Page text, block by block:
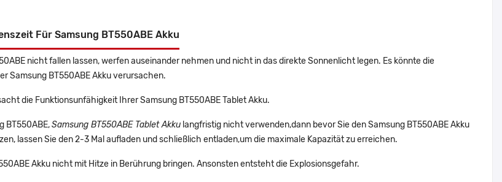
Für Samsung BT550ABE Akku
nicht fallen lassen, werfen auseinander nehmen und nicht in das direkte Sonnenlicht legen. Es könnte die
Samsung BT550ABE Akku verursachen.
die Funktionsunfähigkeit Ihrer Samsung BT550ABE Tablet Akku.
BT550ABE,Samsung BT550ABE Tablet Akku langfristig nicht verwenden,dann bevor Sie den Samsung BT550ABE Akku
lassen Sie den 2-3 Mal aufladen und schließlich entladen,um die maximale Kapazität zu erreichen.
Akku nicht mit Hitze in Berührung bringen. Ansonsten entsteht die Explosionsgefahr.